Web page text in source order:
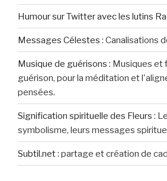
Humour sur Twitter avec les lutins
Messages Célestes : Canalisations
Musique de guérisons : Musiques et
guérison, pour la méditation et
pensées.
Signification spirituelle des Fleurs :
symbolisme, leurs messages
Subtil.net: partage et création de